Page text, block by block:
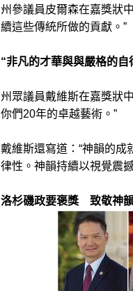
州參議員皮爾森在嘉獎狀
續這些傳統所做的貢獻。”
“非凡的才華與與嚴格的自
州眾議員戴維斯在嘉獎狀
你們20年的卓越藝術。”
戴維斯還寫道：“神韻的
律性。神韻持續以視覺震
洛杉磯政要褒獎 致敬神